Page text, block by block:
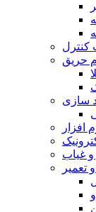
کنترل
حریق
سازی
افزار
غیاب